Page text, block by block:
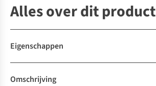
Alles over dit product
Eigenschappen
Omschrijving